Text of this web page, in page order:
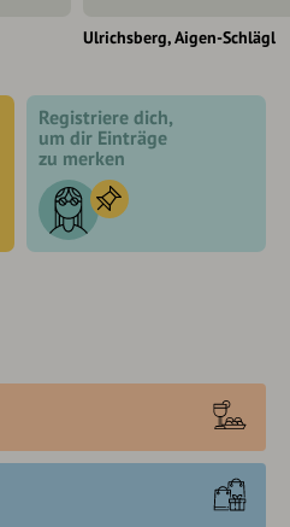
Ulrichsberg Aigen-Schlägl
Registriere dich,
um dir Einträge
zu merken